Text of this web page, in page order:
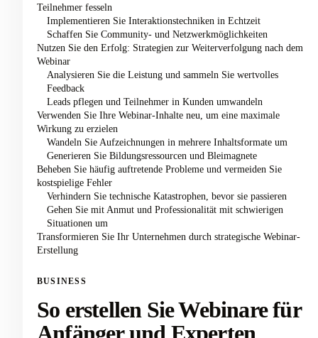
Teilnehmer fesseln
Implementieren Sie Interaktionstechniken in Echtzeit
Schaffen Sie Community- und Netzwerkmöglichkeiten
Nutzen Sie den Erfolg: Strategien zur Weiterverfolgung nach dem
Webinar
Analysieren Sie die Leistung und sammeln Sie wertvolles
Feedback
Leads pflegen und Teilnehmer in Kunden umwandeln
Verwenden Sie Ihre Webinar-Inhalte neu, um eine maximale
Wirkung zu erzielen
Wandeln Sie Aufzeichnungen in mehrere Inhaltsformate um
Generieren Sie Bildungsressourcen und Bleimagnete
Beheben Sie häufig auftretende Probleme und vermeiden Sie
kostspielige Fehler
Verhindern Sie technische Katastrophen, bevor sie passieren
Gehen Sie mit Anmut und Professionalität mit schwierigen
Situationen um
Transformieren Sie Ihr Unternehmen durch strategische Webinar-
Erstellung
BUSINESS
So erstellen Sie Webinare für